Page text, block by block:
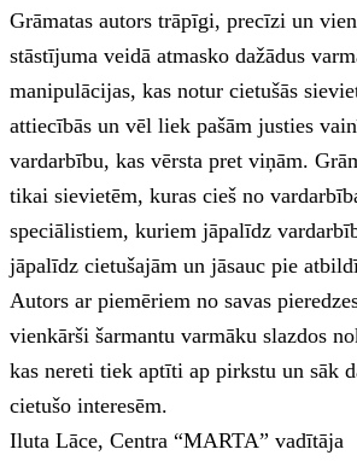
Grāmatas autors trāpīgi, precīzi un
stāstījuma veidā atmasko dažādus
manipulācijas, kas notur cietušās
attiecībās un vēl liek pašām justies
vardarbību, kas vērsta pret viņām.
tikai sievietēm, kuras cieš no
speciālistiem, kuriem jāpalīdz
jāpalīdz cietušajām un jāsauc pie
Autors ar piemēriem no savas
vienkārši šarmantu varmāku slazdos
kas nereti tiek aptīti ap pirkstu un sāk
cietušo interesēm.
Iluta Lāce, Centra “MARTA” vadītāja